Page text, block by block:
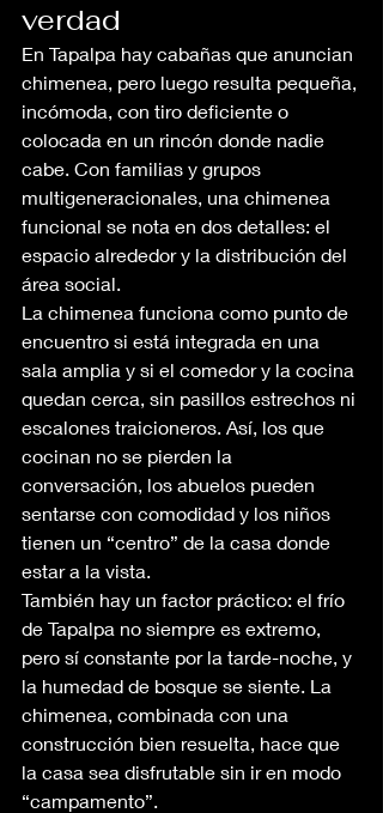
verdad
En Tapalpa hay cabañas que anuncian
chimenea, pero luego resulta pequeña,
incómoda, con tiro deficiente o
colocada en un rincón donde nadie
cabe. Con familias y grupos
multigeneracionales, una chimenea
funcional se nota en dos detalles: el
espacio alrededor y la distribución del
área social.
La chimenea funciona como punto de
encuentro si está integrada en una
sala amplia y si el comedor y la cocina
quedan cerca, sin pasillos estrechos ni
escalones traicioneros. Así, los que
cocinan no se pierden la
conversación, los abuelos pueden
sentarse con comodidad y los niños
tienen un “centro” de la casa donde
estar a la vista.
También hay un factor práctico: el frío
de Tapalpa no siempre es extremo,
pero sí constante por la tarde-noche, y
la humedad de bosque se siente. La
chimenea, combinada con una
construcción bien resuelta, hace que
la casa sea disfrutable sin ir en modo
“campamento”.